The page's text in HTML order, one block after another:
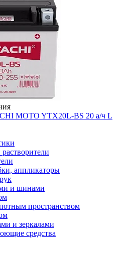
MOTO YTX20L-BS 20 а/ч L
аппликаторы
и шинами
пространством
и зеркалами
средства